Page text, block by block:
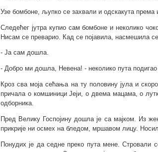
Узе бомбоне, љупко се захвали и одскакута према
Следећег јутра купио сам бомбоне и неколико
Нисам се преварио. Кад се појавила, насмешила
- Ја сам дошла.
- Добро ми дошла, Невена! - неколико пута
Кроз сва моја сећања на ту половину јула и
причала о комшиници Јеји, о двема мацама, о
одборника.
Пред Велику Госпојину дошла је са мајком. Из
прикрије ни осмех на бледом, мршавом лицу.
Понудих је да седне преко пута мене. Стровали